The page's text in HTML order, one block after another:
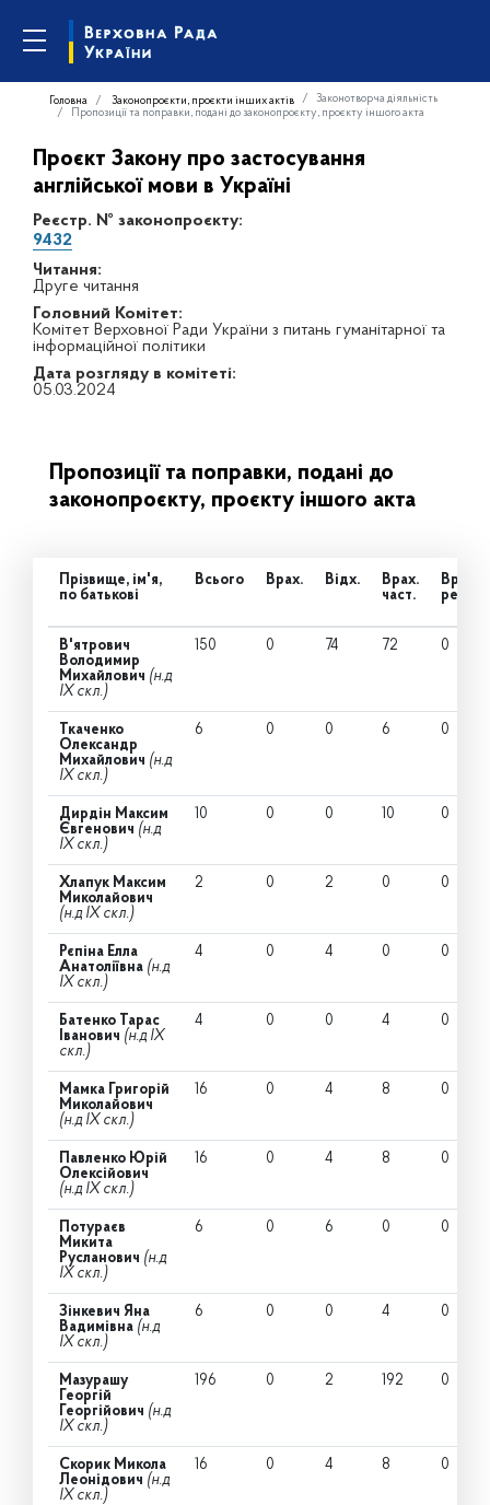
Головна Законопроєкти, проєкти інших актів
Законотворча діяльність
Пропозиції та поправки, подані до законопроєкту, проєкту іншого акта
Проєкт Закону про застосування
англійської мови в Україні
Реєстр. № законопроєкту:
9432
Читання:
Друге читання
Головний Комітет:
Комітет Верховної Ради України з питань гуманітарної та
інформаційної політики
Дата розгляду в комітеті:
05.03.2024
Пропозиції та поправки, подані до
законопроєкту, проєкту іншого акта
Прізвище, ім'я,
по батькові
Всього Врах. Відх.
Врах.
част.
Врах.
ред.
В'ятрович
Володимир
Михайлович (н.д
IX скл.)
150 0 74 72 0
Ткаченко
Олександр
Михайлович (н.д
IX скл.)
6 0 0 6 0
Дирдін Максим
Євгенович (н.д
IX скл.)
10 0 0 10 0
Хлапук Максим
Миколайович
(н.д IX скл.)
2 0 2 0 0
Рєпіна Елла
Анатоліївна (н.д
IX скл.)
4 0 4 0 0
Батенко Тарас
Іванович (н.д IX
скл.)
4 0 0 4 0
Мамка Григорій
Миколайович
(н.д IX скл.)
16 0 4 8 0
Павленко Юрій
Олексійович
(н.д IX скл.)
16 0 4 8 0
Потураєв
Микита
Русланович (н.д
IX скл.)
6 0 6 0 0
Зінкевич Яна
Вадимівна (н.д
IX скл.)
6 0 0 4 0
Мазурашу
Георгій
Георгійович (н.д
IX скл.)
196 0 2 192 0
Скорик Микола
Леонідович (н.д
IX скл.)
16 0 4 8 0